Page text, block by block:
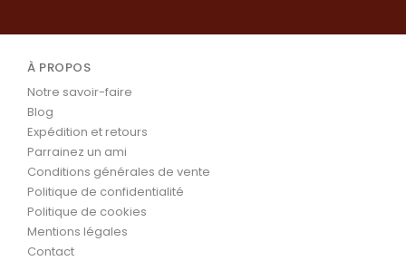
À PROPOS
Notre savoir-faire
Blog
Expédition et retours
Parrainez un ami
Conditions générales de vente
Politique de confidentialité
Politique de cookies
Mentions légales
Contact